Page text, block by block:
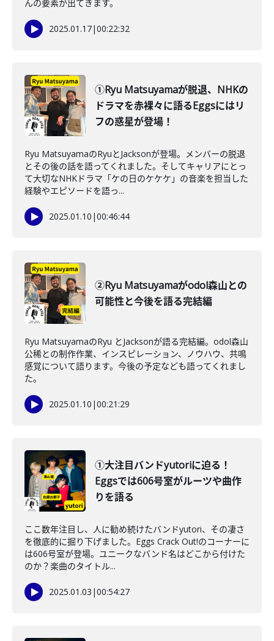
んの要素が出てきます。
2025.01.17|00:22:32
①Ryu Matsuyamaが脱退、NHKの
ドラマを赤裸々に語るEggsにはリ
フの惑星が登場！
Ryu MatsuyamaのRyuとJacksonが登場。メンバーの脱退
とその後の話を語ってくれました。そしてキャリアにとっ
て大切なNHKドラマ「ケの日のケケケ」の音楽を担当した
経験やエピソードを語っ...
2025.01.10 |00:46:44
②Ryu Matsuyamaがodol森山との
可能性と今後を語る完結編
Ryu MatsuyamaのRyu とJacksonが語る完結編。odol森山
公稀との制作作業、インスピレーション、ノウハウ、共鳴
感覚について語ります。今後の予定なども語ってくれまし
た。
2025.01.10 |00:21:29
①大注目バンドyutoriに迫る！
Eggsでは606号室がルーツや曲作
りを語る
ここ数年注目し、人に勧め続けたバンドyutori、その凄さ
を徹底的に掘り下げました。Eggs Crack Out!のコーナーに
は606号室が登場。ユニークなバンド名はどこから付けた
のか？楽曲のタイトル...
2025.01.03 |00:54:27